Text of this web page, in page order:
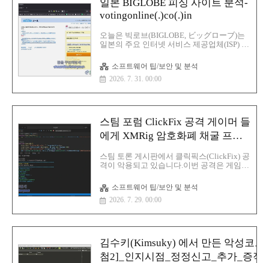
일본 BIGLOBE 피싱 사이트 분석-
votingonline(.)co(.)in
오늘은 빅로브(BIGLOBE, ビッグローブ)는
일본의 주요 인터넷 서비스 제공업체(ISP) 및
이트인 votingonline(.)co(.)in 에 대해서 분석
을 해 보겠습니다.피싱(Phishing) 사이트 분
석피싱 사이트 내용本日は 2026年7月28日
ともなう、BIGLOBEメールの動作不具合に
ついてNew!・BIGLOBEメール、メールサ
ービスのメンテナンス情報はこちらをご確
認ください。・Webメールにログインが出
来ない場合はこちらをご確認ください。・
BIGLOBEを騙るフィッシングサイト・フィ
ッシングメールにご注意ください推奨環境
ヘルプ よくあるお問い合わせ 必ずお読み
소프트웨어 팁/보안 및 분석
2026. 7. 31. 00:00
스팀 포럼 ClickFix 공격 게이머 들
에게 XMRig 암호화폐 채굴 프로
스팀 토론 게시판에서 클릭픽스(ClickFix) 공
격이 악용되고 있습니다.이번 공격은 게임과
사용자 컴퓨터와 노트북을 암호화폐 채굴 프
로그램을 감염시키는 것이 목적입니다.악의
적인 목적을 가진 행위자들은 무작위로 스팀
의 게시물에 도움이 될 듯한 해결책을 올리
고 있으며 악의적인 행위자들은 게시물에 답
글을 달아 다른 회원들에게 관리자 권한으로
PowerShell을 열고 문제를 해결하기 위한 명
소프트웨어 팁/보안 및 분석
2026. 7. 29. 00:00
김수키(Kimsuky) 에서 만든 악성코드
첨2]_인지시점_정정신고_추가_증적